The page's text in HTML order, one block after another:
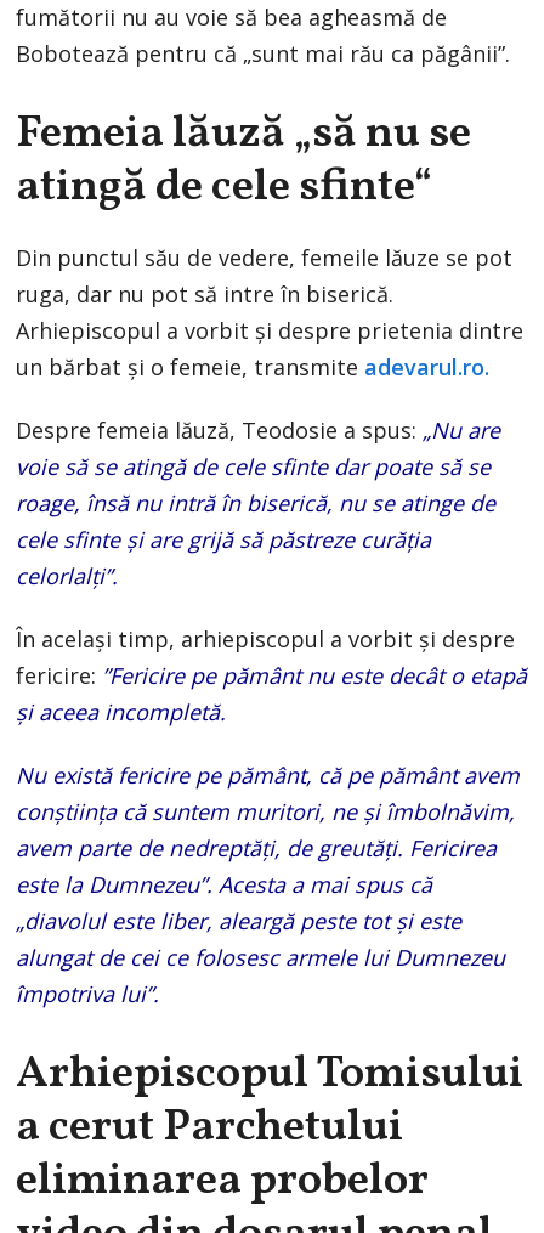
fumătorii nu au voie să bea agheasmă de
Bobotează pentru că „sunt mai rău ca păgânii”.
Femeia lăuză „să nu se
atingă de cele sfinte“
Din punctul său de vedere, femeile lăuze se pot
ruga, dar nu pot să intre în biserică.
Arhiepiscopul a vorbit şi despre prietenia dintre
un bărbat şi o femeie, transmite adevarul.ro.
Despre femeia lăuză, Teodosie a spus: „Nu are
voie să se atingă de cele sfinte dar poate să se
roage, însă nu intră în biserică, nu se atinge de
cele sfinte şi are grijă să păstreze curăţia
celorlalţi”.
În același timp, arhiepiscopul a vorbit şi despre
fericire: ”Fericire pe pământ nu este decât o etapă
şi aceea incompletă.
Nu există fericire pe pământ, că pe pământ avem
conştiinţa că suntem muritori, ne şi îmbolnăvim,
avem parte de nedreptăţi, de greutăţi. Fericirea
este la Dumnezeu”. Acesta a mai spus că
„diavolul este liber, aleargă peste tot şi este
alungat de cei ce folosesc armele lui Dumnezeu
împotriva lui”.
Arhiepiscopul Tomisului
a cerut Parchetului
eliminarea probelor